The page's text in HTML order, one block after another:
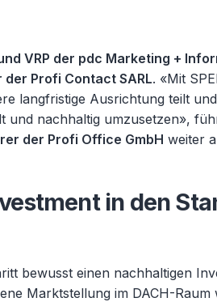
VRP der pdc Marketing +
Profi Contact SARL. «Mit
langfristige Ausrichtung teilt
und nachhaltig umzusetzen»,
der Profi Office GmbH weiter
in den
bewusst einen nachhaltigen
Marktstellung im DACH-